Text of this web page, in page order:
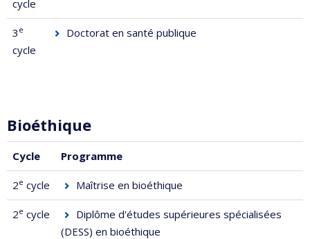
cycle
3 e
cycle
Doctorat en santé publique
Bioéthique
Cycle Programme
2e cycle Maîtrise en bioéthique
2e cycle
Diplôme d'études supérieures spécialisées
(DESS) en bioéthique